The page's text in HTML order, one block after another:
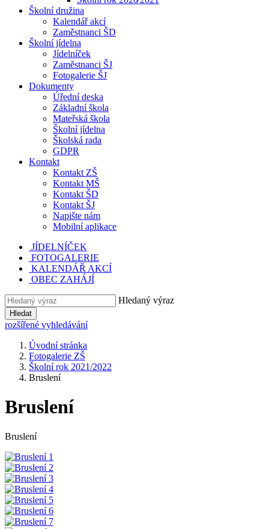
Školní družina
Kalendář akcí
Zaměstnanci ŠD
Školní jídelna
Jídelníček
Zaměstnanci ŠJ
Fotogalerie ŠJ
Dokumenty
Úřední deska
Základní škola
Mateřská škola
Školní jídelna
Školská rada
GDPR
Kontakt
Kontakt ZŠ
Kontakt MŠ
Kontakt ŠD
Kontakt ŠJ
Napište nám
Mobilní aplikace
JÍDELNÍČEK
FOTOGALERIE
KALENDÁŘ AKCÍ
OBEC ZAHÁJÍ
Hledaný výraz
Hledat
rozšířené vyhledávání
Úvodní stránka
Fotogalerie ZŠ
Školní rok 2021/2022
Bruslení
Bruslení
Bruslení